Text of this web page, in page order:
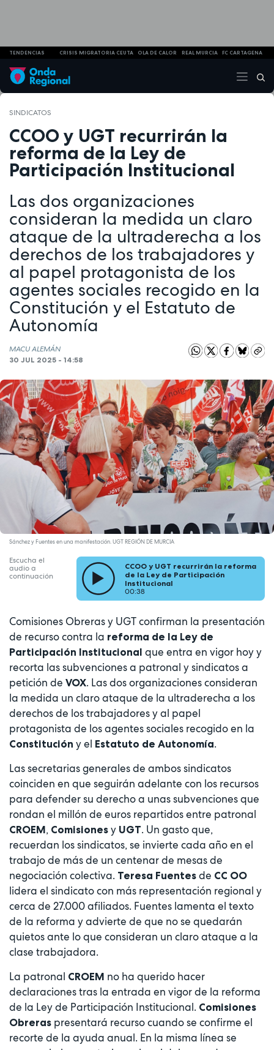
TENDENCIAS CRISIS MIGRATORIA CEUTA OLA DE CALOR REAL MURCIA FC CARTAGENA
SINDICATOS
CCOO y UGT recurrirán la
reforma de la Ley de
Participación Institucional
Las dos organizaciones
consideran la medida un claro
ataque de la ultraderecha a los
derechos de los trabajadores y
al papel protagonista de los
agentes sociales recogido en la
Constitución y el Estatuto de
Autonomía
MACU ALEMÁN
30 JUL 2025 - 14:58
Sánchez y Fuentes en una manifestación. UGT REGIÓN DE MURCIA
Escucha el
audio a
continuación
CCOO y UGT recurrirán la reforma
de la Ley de Participación
Institucional
00:38
Comisiones Obreras y UGT confirman la presentación
de recurso contra la reforma de la Ley de
Participación Institucional que entra en vigor hoy y
recorta las subvenciones a patronal y sindicatos a
petición de VOX. Las dos organizaciones consideran
la medida un claro ataque de la ultraderecha a los
derechos de los trabajadores y al papel
protagonista de los agentes sociales recogido en la
Constitución y el Estatuto de Autonomía.
Las secretarias generales de ambos sindicatos
coinciden en que seguirán adelante con los recursos
para defender su derecho a unas subvenciones que
rondan el millón de euros repartidos entre patronal
CROEM, Comisiones y UGT. Un gasto que,
recuerdan los sindicatos, se invierte cada año en el
trabajo de más de un centenar de mesas de
negociación colectiva. Teresa Fuentes de CC OO
lidera el sindicato con más representación regional y
cerca de 27.000 afiliados. Fuentes lamenta el texto
de la reforma y advierte de que no se quedarán
quietos ante lo que consideran un claro ataque a la
clase trabajadora.
La patronal CROEM no ha querido hacer
declaraciones tras la entrada en vigor de la reforma
de la Ley de Participación Institucional. Comisiones
Obreras presentará recurso cuando se confirme el
recorte de la ayuda anual. En la misma línea se